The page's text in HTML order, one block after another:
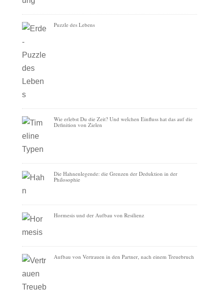
Puzzle des Lebens
Wie erlebst Du die Zeit? Und welchen Einfluss hat das auf die
Definition von Zielen
Die Hahnenlegende: die Grenzen der Deduktion in der
Philosophie
Hormesis und der Aufbau von Resilienz
Aufbau von Vertrauen in den Partner, nach einem Treuebruch